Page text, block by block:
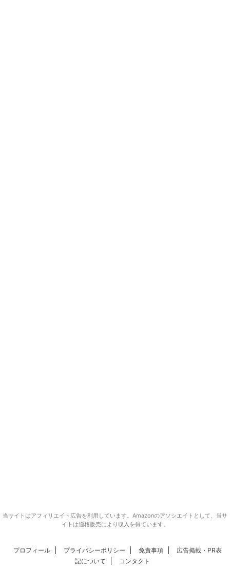
当サイトはアフィリエイト広告を利用しています。Amazonのアソシエイトとして、当サ
イトは適格販売により収入を得ています。
プロフィール プライバシーポリシー 免責事項
広告掲載・PR表
記について
コンタクト